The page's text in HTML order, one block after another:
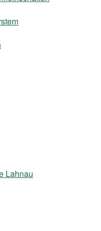
Lahnau